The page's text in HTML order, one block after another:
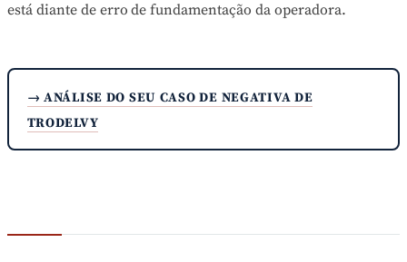
está diante de erro de fundamentação da operadora.
→ ANÁLISE DO SEU CASO DE NEGATIVA DE
TRODELVY